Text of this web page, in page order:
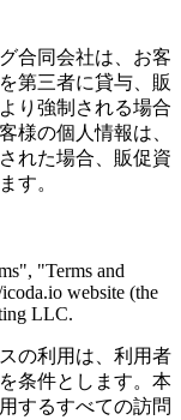
合同会社は、お客
第三者に貸与、販
り強制される場合
様の個人情報は、
れた場合、販促資
す。
"Terms and
website (the
LLC.
の利用は、利用者
条件とします。本
するすべての訪問